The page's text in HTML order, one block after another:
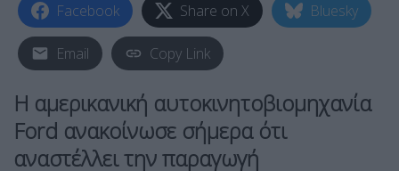
Facebook Share on X Bluesky
Email Copy Link
Η αμερικανική αυτοκινητοβιομηχανία
Ford ανακοίνωσε σήμερα ότι
αναστέλλει την παραγωγή